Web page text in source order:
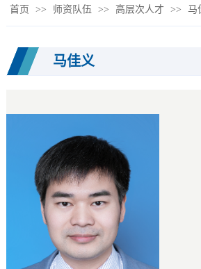
首页 >> 师资队伍 >> 高层次人才 >> 马
马佳义